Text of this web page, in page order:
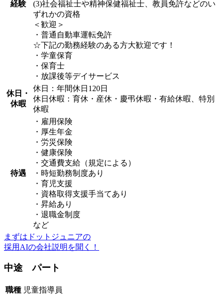
経験
(3)社会福祉士や精神保健福祉士、教員免許などのい
ずれかの資格
＜歓迎＞
・普通自動車運転免許
☆下記の勤務経験のある方大歓迎です！
・学童保育
・保育士
・放課後等デイサービス
休日・
休暇
休日：年間休日120日
休日休暇：育休・産休・慶弔休暇・有給休暇、特別
休暇
待遇
・雇用保険
・厚生年金
・労災保険
・健康保険
・交通費支給（規定による）
・時短勤務制度あり
・育児支援
・資格取得支援手当てあり
・昇給あり
・退職金制度
など
まずはドットジュニアの
採用AIの会社説明を聞く！
中途 パート
職種 児童指導員